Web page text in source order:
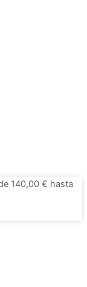
140,00 € hasta